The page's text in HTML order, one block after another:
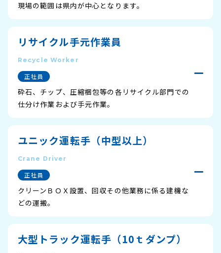
現場の範囲は県内が中心となります。
リサイクル手元作業員
Recycle Worker
正社員
砕石、チップ、圧縮梱包等の各リサイクル部門での
仕分け作業および手元作業。
ユニック運転手（中型以上）
Crane Driver
正社員
クリーンＢＯＸ設置、回収その他業務に係る建機な
どの運搬。
大型トラック運転手（10ｔダンプ）